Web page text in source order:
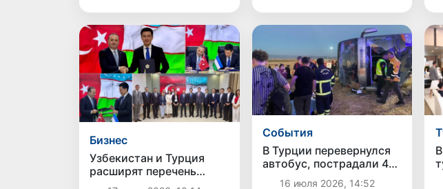
Бизнес
Узбекистан и Турция
расширят перечень
товаров с
Cобытия
В Турции перевернулся
автобус, пострадали 46
человек
16 июля 2026, 14:52